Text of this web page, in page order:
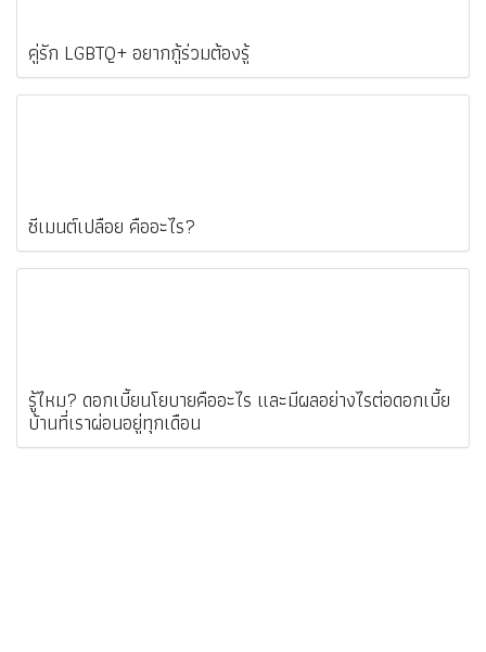
คู่รัก LGBTQ+ อยากกู้ร่วมต้องรู้
ซีเมนต์เปลือย คืออะไร?
รู้ไหม? ดอกเบี้ยนโยบายคืออะไร และมีผลอย่างไรต่อดอกเบี้ย
บ้านที่เราผ่อนอยู่ทุกเดือน